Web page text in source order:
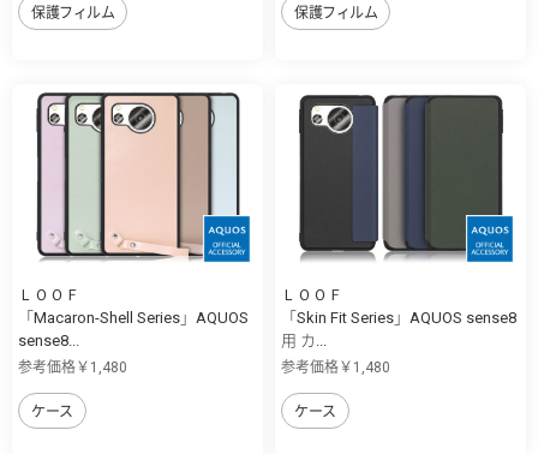
保護フィルム 保護フィルム
ＬＯＯＦ
「Macaron-Shell Series」AQUOS
sense8...
参考価格￥1,480
ケース
ＬＯＯＦ
「Skin Fit Series」AQUOS sense8
用 カ...
参考価格￥1,480
ケース